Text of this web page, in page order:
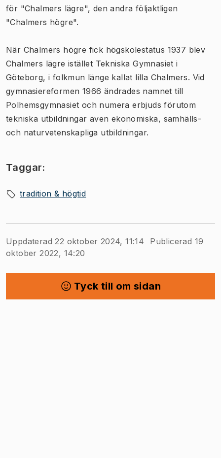
för "Chalmers lägre", den andra följaktligen
"Chalmers högre".
När Chalmers högre fick högskolestatus 1937 blev
Chalmers lägre istället Tekniska Gymnasiet i
Göteborg, i folkmun länge kallat lilla Chalmers. Vid
gymnasiereformen 1966 ändrades namnet till
Polhemsgymnasiet och numera erbjuds förutom
tekniska utbildningar även ekonomiska, samhälls-
och naturvetenskapliga utbildningar.
Taggar:
tradition & högtid
Uppdaterad 22 oktober 2024, 11:14
Publicerad 19
oktober 2022, 14:20
Tyck till om sidan